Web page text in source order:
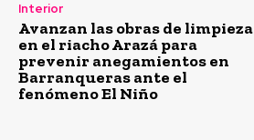
Interior
Avanzan las obras de limpieza
en el riacho Arazá para
prevenir anegamientos en
Barranqueras ante el
fenómeno El Niño